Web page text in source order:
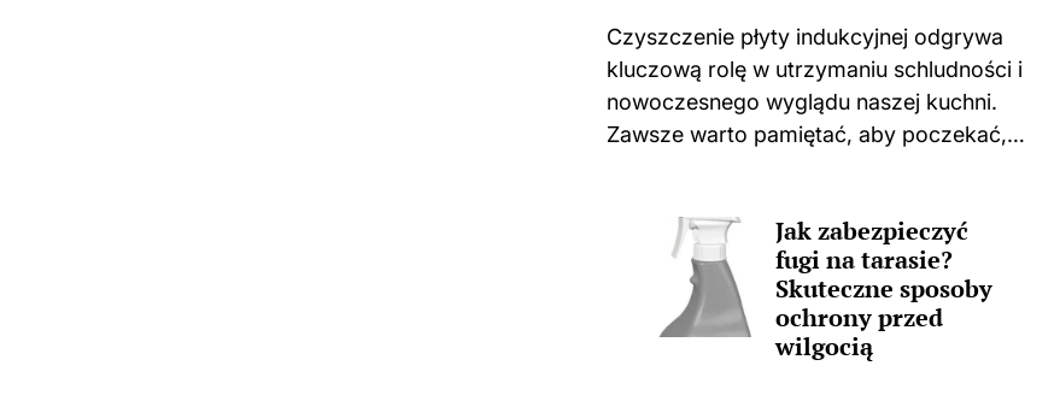
Czyszczenie płyty indukcyjnej odgrywa
kluczową rolę w utrzymaniu schludności i
nowoczesnego wyglądu naszej kuchni.
Zawsze warto pamiętać, aby poczekać,
czyszczących na ciepłej powierzchni
może prowadzić do nieprzyjemnych
zapachów, a także trwałych...
Jak zabezpieczyć
fugi na tarasie?
Skuteczne sposoby
ochrony przed
wilgocią